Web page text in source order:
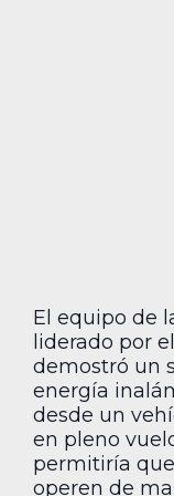
El equipo de
liderado por
demostró un
energía
desde un
en pleno
permitiría
operen de